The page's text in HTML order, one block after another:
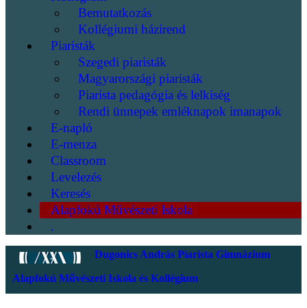
Bemutatkozás
Kollégiumi házirend
Piaristák
Szegedi piaristák
Magyarországi piaristák
Piarista pedagógia és lelkiség
Rendi ünnepek emléknapok imanapok
E-napló
E-menza
Classroom
Levelezés
Keresés
Alapfokú Művészeti Iskola
.
Dugonics András Piarista Gimnázium
Alapfokú Művészeti Iskola és Kollégium